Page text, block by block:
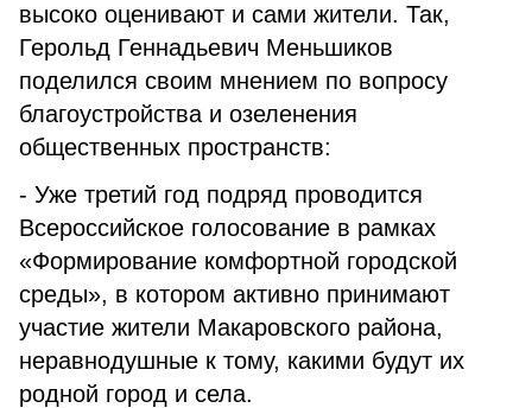
высоко оценивают и сами жители. Так,
Герольд Геннадьевич Меньшиков
поделился своим мнением по вопросу
благоустройства и озеленения
общественных пространств:
- Уже третий год подряд проводится
Всероссийское голосование в рамках
«Формирование комфортной городской
среды», в котором активно принимают
участие жители Макаровского района,
неравнодушные к тому, какими будут их
родной город и села.